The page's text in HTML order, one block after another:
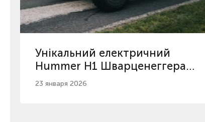
Унікальний електричний
Hummer H1 Шварценеггера
виставили на продаж
23 января 2026